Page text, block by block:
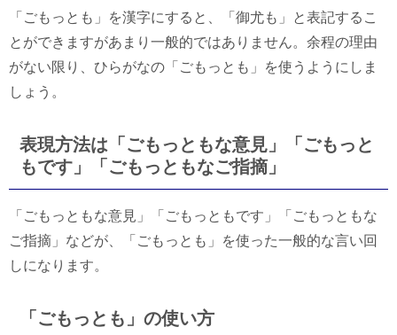
「ごもっとも」を漢字にすると、「御尤も」と表記するこ
とができますがあまり一般的ではありません。余程の理由
がない限り、ひらがなの「ごもっとも」を使うようにしま
しょう。
表現方法は「ごもっともな意見」「ごもっと
もです」「ごもっともなご指摘」
「ごもっともな意見」「ごもっともです」「ごもっともな
ご指摘」などが、「ごもっとも」を使った一般的な言い回
しになります。
「ごもっとも」の使い方